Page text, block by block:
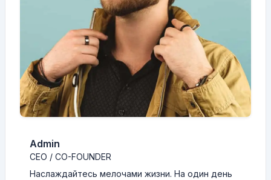
Admin
CEO / CO-FOUNDER
Наслаждайтесь мелочами жизни. На один день